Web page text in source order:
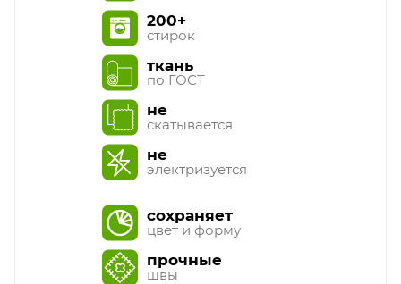
200+
стирок
ткань
по ГОСТ
не
скатывается
не
электризуется
сохраняет
цвет и форму
прочные
швы